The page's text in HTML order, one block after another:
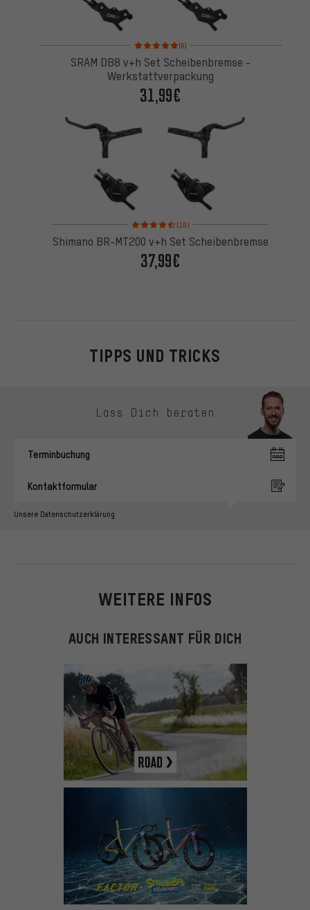
Bewertungen: 5 von 5 basierend auf 6
(6)
SRAM DB8 v+h Set Scheibenbremse -
Werkstattverpackung
31,99€
Bewertungen: 4,5 von 5 basierend auf 10
(10)
Shimano BR-MT200 v+h Set Scheibenbremse
37,99€
TIPPS UND TRICKS
Lass Dich beraten
Terminbuchung
Kontaktformular
Unsere Datenschutzerklärung
WEITERE INFOS
AUCH INTERESSANT FÜR DICH